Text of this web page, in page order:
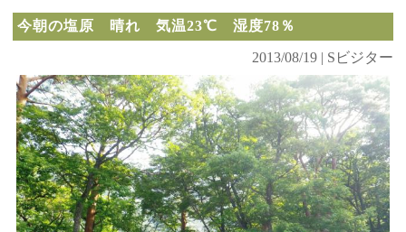
今朝の塩原 晴れ 気温23℃ 湿度78％
2013/08/19 | Sビジター